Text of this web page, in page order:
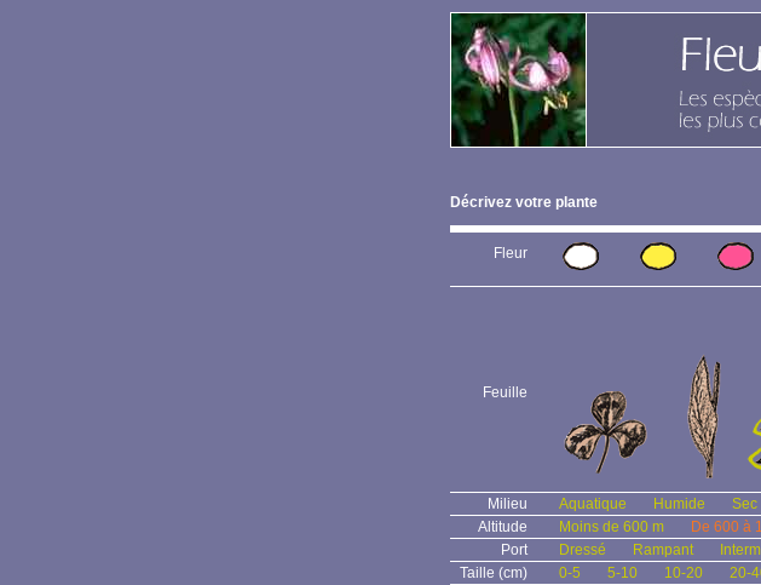
Décrivez votre plante
Fleur
Feuille
Milieu Aquatique Humide Sec
Altitude
Moins de 600 m De 600 à
Port
Dressé Rampant
Taille (cm)
0-5 5-10 10-20 20-